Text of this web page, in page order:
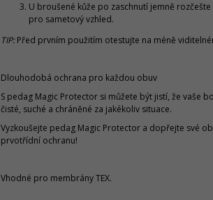
U broušené kůže po zaschnutí jemně
pro sametový vzhled.
TIP:Před prvním použitím otestujte na méně
Dlouhodobá ochrana pro každou obuv
S pedag Magic Protector si můžete být jistí, že vaše
čisté, suché a chráněné za jakékoliv situace.
Vyzkoušejte pedag Magic Protector a dopřejte své
prvotřídní ochranu!
Vhodné pro membrány TEX.